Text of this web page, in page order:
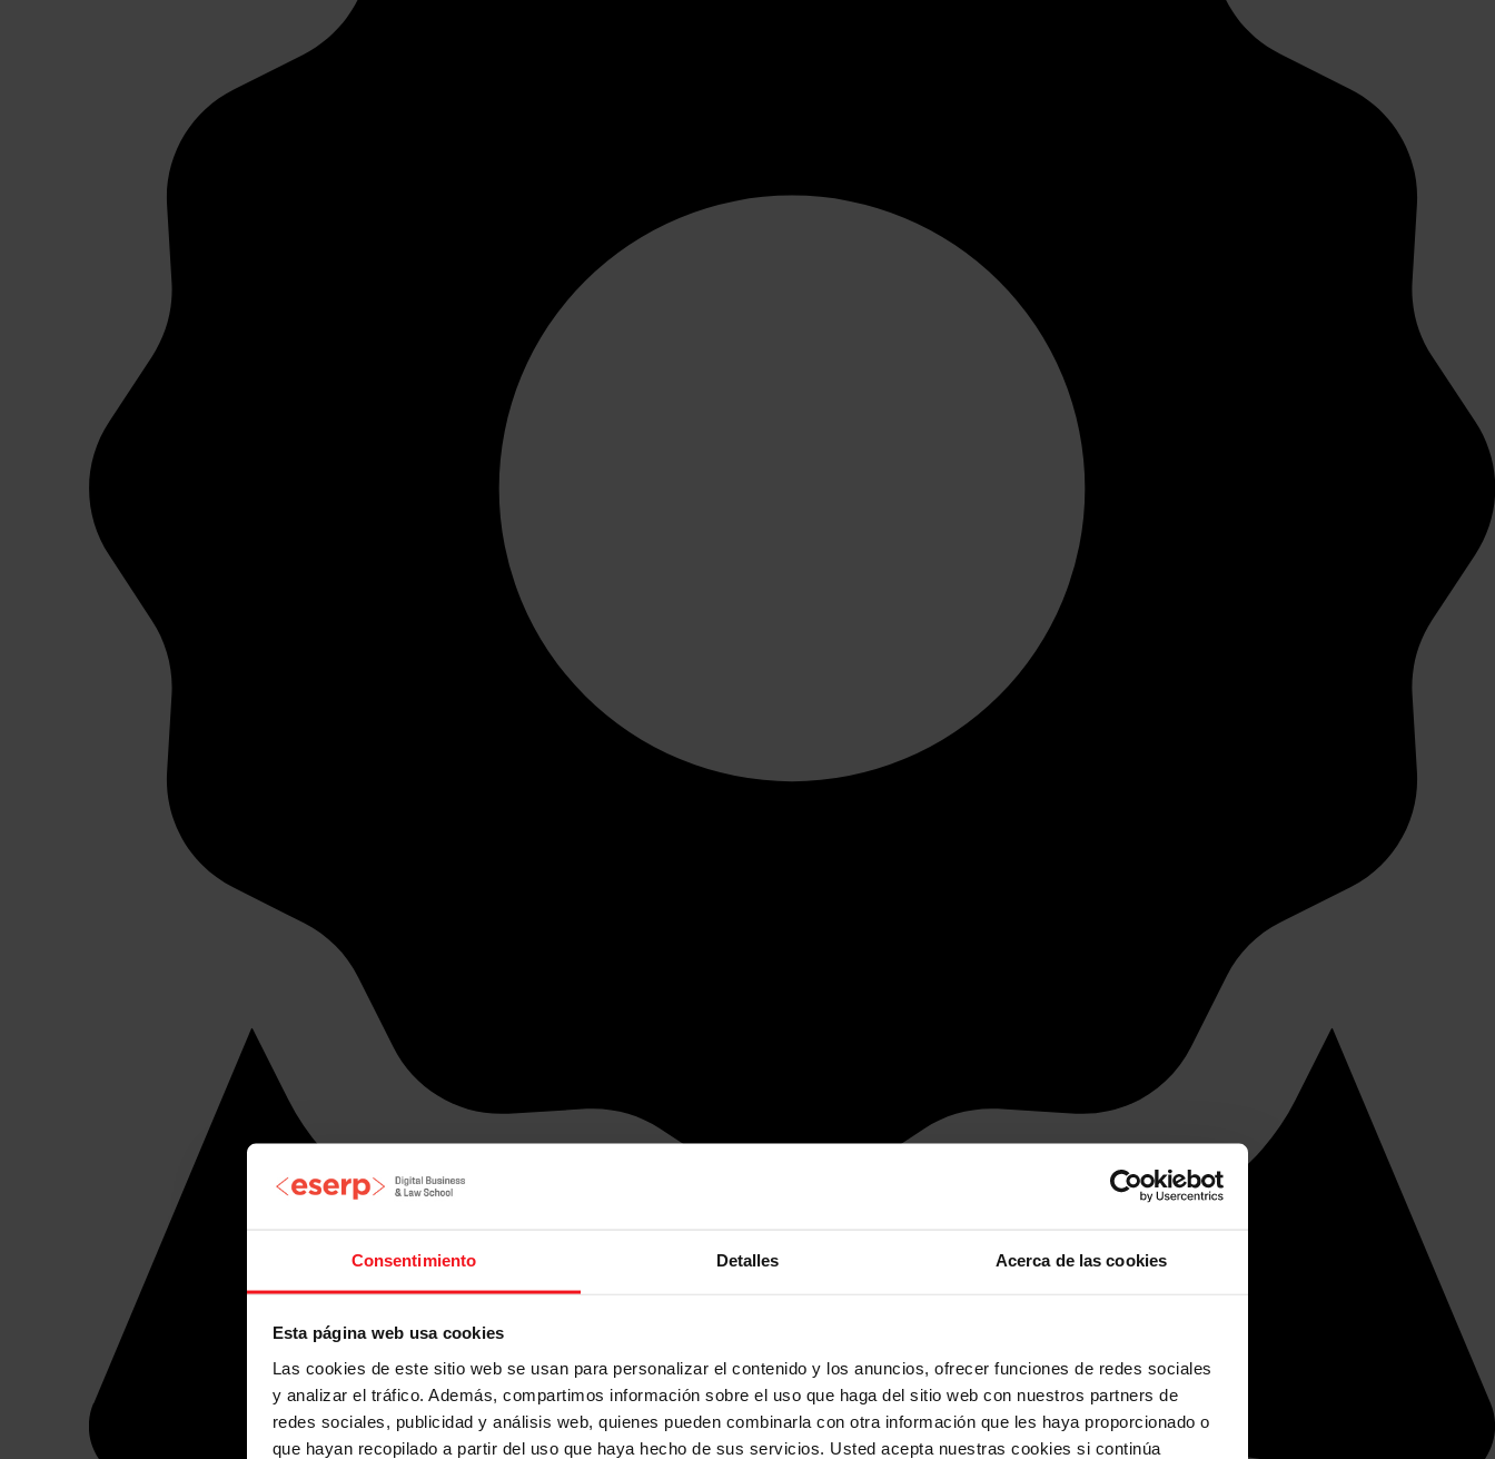
Consentimiento Detalles Acerca de las cookies
Esta página web usa cookies
Las cookies de este sitio web se usan para personalizar el contenido y los anuncios, ofrecer funciones de redes sociales
y analizar el tráfico. Además, compartimos información sobre el uso que haga del sitio web con nuestros partners de
redes sociales, publicidad y análisis web, quienes pueden combinarla con otra información que les haya proporcionado o
que hayan recopilado a partir del uso que haya hecho de sus servicios. Usted acepta nuestras cookies si continúa